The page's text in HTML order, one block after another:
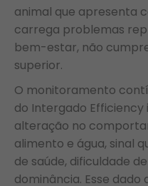
animal que apresenta
carrega problemas
bem-estar, não
superior.
O monitoramento
do Intergado
alteração no
alimento e água, sinal
de saúde, dificuldade
dominância. Esse